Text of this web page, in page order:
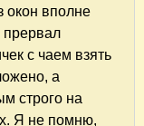
окон вполне
прервал
с чаем взять
а
строго на
Я не помню,